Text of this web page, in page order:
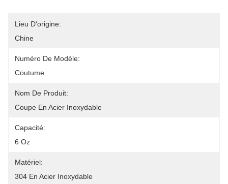
Lieu D'origine:
Chine
Numéro De Modèle:
Coutume
Nom De Produit:
Coupe En Acier Inoxydable
Capacité:
6 Oz
Matériel:
304 En Acier Inoxydable